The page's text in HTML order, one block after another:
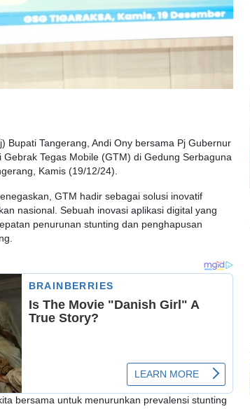
Bupati Tangerang, Andi Ony bersama Pj Gubernur
Tegas Mobile (GTM) di Gedung Serbaguna
Kamis (19/12/24).
GTM hadir sebagai solusi inovatif
nasional. Sebuah inovasi aplikasi digital yang
penurunan stunting dan penghapusan
bersama untuk menurunkan prevalensi stunting